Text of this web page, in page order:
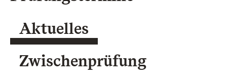
Aktuelles
Zwischenprüfung